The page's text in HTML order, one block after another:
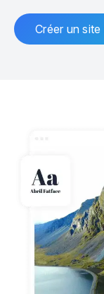
Créer un